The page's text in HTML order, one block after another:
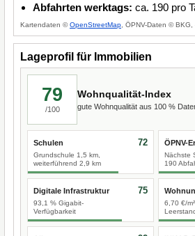
Abfahrten werktags: ca. 190 pro
Kartendaten ©OpenStreetMap , ÖPNV-Daten © BKG,
Lageprofil für Immobilien
79
/100
Wohnqualität-Index
gute Wohnqualität aus 100 %
Schulen
Grundschule 1,5 km,
weiterführend 2,9 km
72 ÖPNV-
Nächste
190
Digitale Infrastruktur
93,1 % Gigabit-
Verfügbarkeit
75
6,70 €/